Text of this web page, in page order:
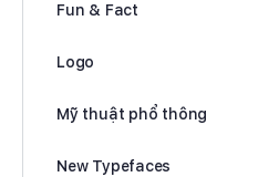
Fun & Fact
Logo
Mỹ thuật phổ thông
New Typefaces